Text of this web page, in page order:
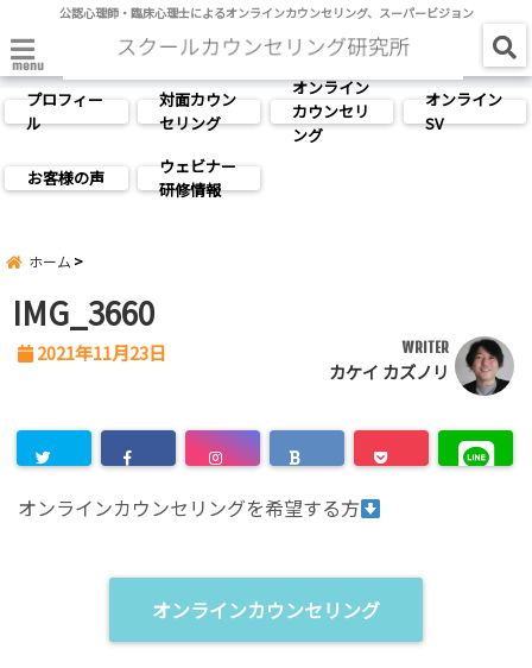
公認心理師・臨床心理士によるオンラインカウンセリング、スーパービジョン
menu
プロフィー
ル
対面カウン
セリング
オンライン
カウンセリ
ング
オンライン
SV
お客様の声
ウェビナー
研修情報
ホーム
IMG_3660
2021年11月23日 WRITER
カケイ カズノリ
オンラインカウンセリングを希望する方
オンラインカウンセリング